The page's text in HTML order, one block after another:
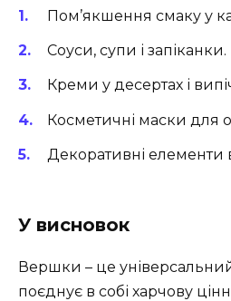
Пом’якшення смаку у
Соуси, супи і запіканки.
Креми у десертах і
Косметичні маски для
Декоративні елементи
У висновок
Вершки – це
поєднує в собі харчову